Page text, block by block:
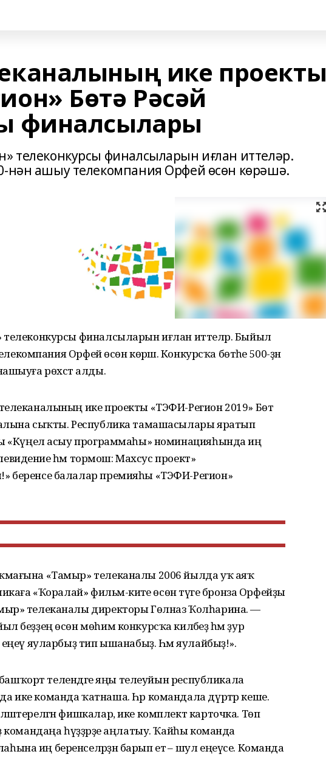
ике проекты
Бөтә Рәсәй
финалсылары
телеконкурсы финалсыларын иғлан иттеләр.
нән ашыу телекомпания Орфей өсөн көрәшә.
телеконкурсы финалсыларын иғлан иттеләр. Быйыл
Орфей өсөн көрәшә. Конкурсҡа бөтәһе 500-ҙән
рөхсәт алды.
ике проекты «ТЭФИ-Регион 2019» Бөтә
сыҡты. Республика тамашасылары яратып
«Күңел асыу программаһы» номинацияһында иң
һәм тормош: Махсус проект»
беренсе балалар премияһы «ТЭФИ-Регион»
«Тамыр» телеканалы 2006 йылда уҡ аяҡ
«Ҡоралай» фильм-әкиәте өсөн тәүге бронза Орфейҙы
телеканалы директоры Гөлназ Ҡолһарина. —
беҙҙең өсөн мөһим конкурсҡа киләбеҙ һәм ҙур
еңеү яуларбыҙ тип ышанабыҙ. Һәм яулайбыҙ!».
башҡорт телендәге яңы телеуйын республикала
ике команда ҡатнаша. Һәр командала дүртәр кеше.
фишкалар, ике комплект карточка. Төп
командаңа һүҙҙәрҙе аңлатыу. Ҡайһы команда
иң беренселәрҙән барып етә – шул еңеүсе. Команда